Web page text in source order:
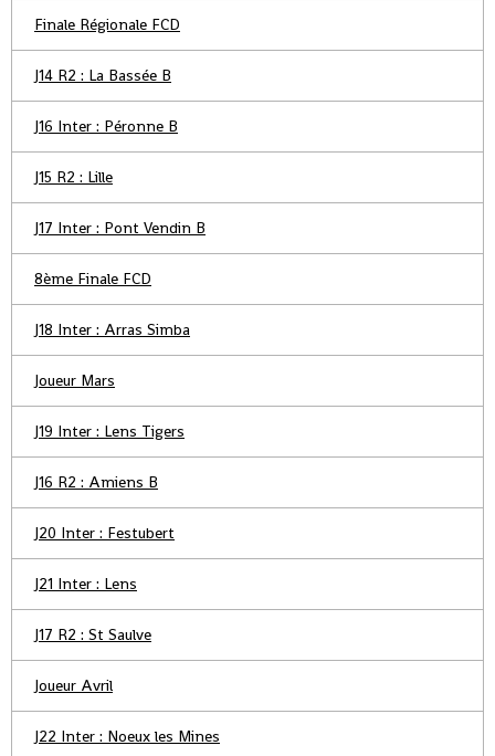
Finale Régionale FCD
J14 R2 : La Bassée B
J16 Inter : Péronne B
J15 R2 : Lille
J17 Inter : Pont Vendin B
8ème Finale FCD
J18 Inter : Arras Simba
Joueur Mars
J19 Inter : Lens Tigers
J16 R2 : Amiens B
J20 Inter : Festubert
J21 Inter : Lens
J17 R2 : St Saulve
Joueur Avril
J22 Inter : Noeux les Mines